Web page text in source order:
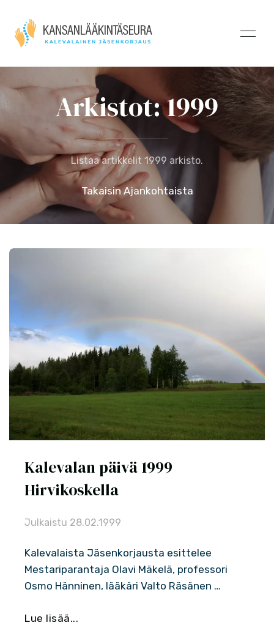
Arkistot: 1999
Listaa artikkelit 1999 arkisto.
Takaisin Ajankohtaista
Kalevalan päivä 1999
Hirvikoskella
Julkaistu 28.02.1999
Kalevalaista Jäsenkorjausta esittelee
Mestariparantaja Olavi Mäkelä, professori
Osmo Hänninen, lääkäri Valto Räsänen …
Lue lisää...